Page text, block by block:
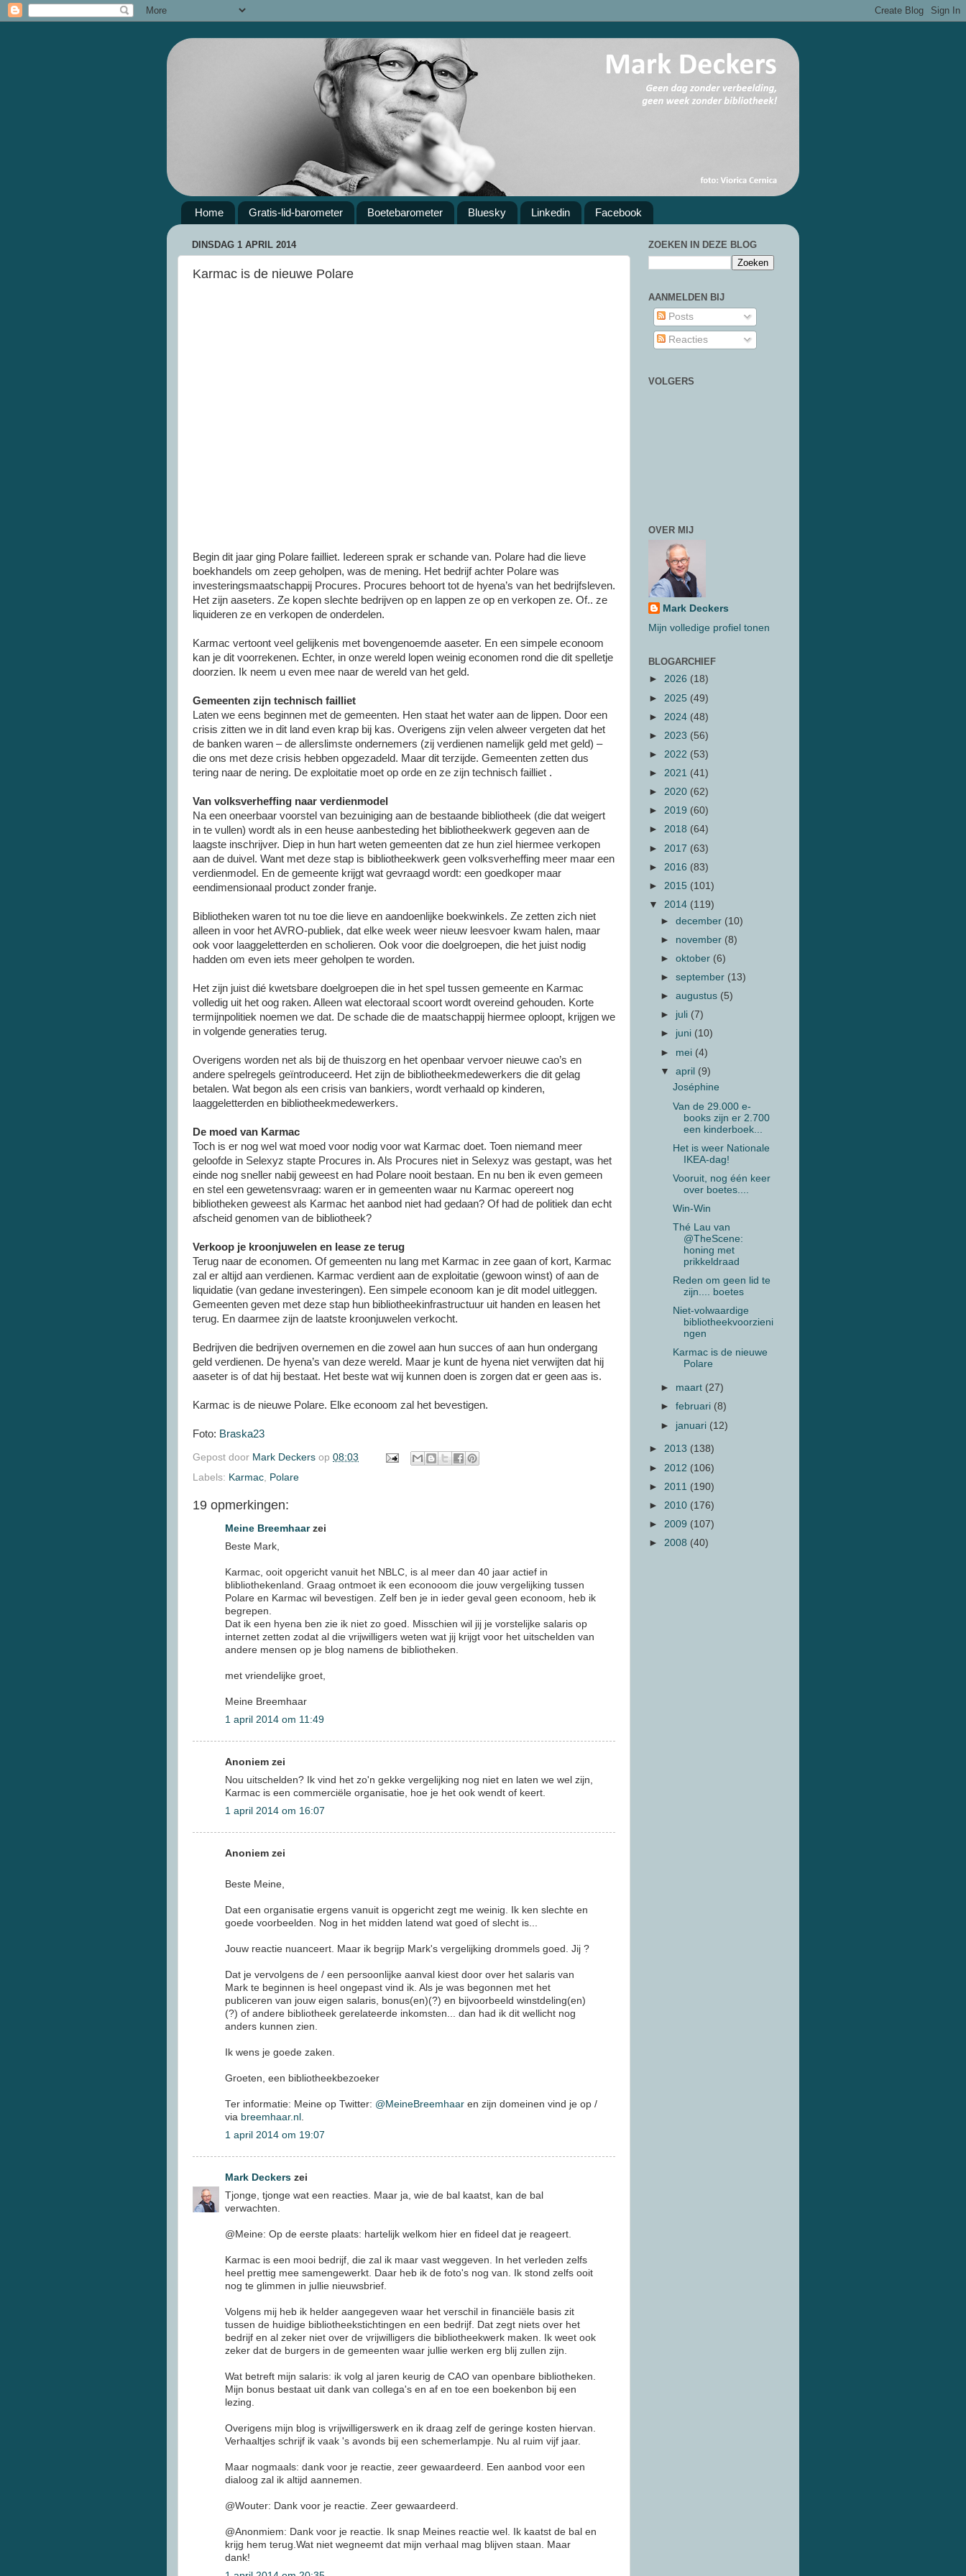
Home Gratis-lid-barometer Boetebarometer Bluesky Linkedin Facebook
DINSDAG 1 APRIL 2014
Karmac is de nieuwe Polare
Begin dit jaar ging Polare failliet. Iedereen sprak er schande van. Polare had die lieve
boekhandels om zeep geholpen, was de mening. Het bedrijf achter Polare was
investeringsmaatschappij Procures. Procures behoort tot de hyena’s van het bedrijfsleven.
Het zijn aaseters. Ze kopen slechte bedrijven op en lappen ze op en verkopen ze. Of.. ze
liquideren ze en verkopen de onderdelen.
Karmac vertoont veel gelijkenis met bovengenoemde aaseter. En een simpele econoom
kan je dit voorrekenen. Echter, in onze wereld lopen weinig economen rond die dit spelletje
doorzien. Ik neem u even mee naar de wereld van het geld.
Gemeenten zijn technisch failliet
Laten we eens beginnen met de gemeenten. Hen staat het water aan de lippen. Door een
crisis zitten we in dit land even krap bij kas. Overigens zijn velen alweer vergeten dat het
de banken waren – de allerslimste ondernemers (zij verdienen namelijk geld met geld) –
die ons met deze crisis hebben opgezadeld. Maar dit terzijde. Gemeenten zetten dus
tering naar de nering. De exploitatie moet op orde en ze zijn technisch failliet .
Van volksverheffing naar verdienmodel
Na een oneerbaar voorstel van bezuiniging aan de bestaande bibliotheek (die dat weigert
in te vullen) wordt als in een heuse aanbesteding het bibliotheekwerk gegeven aan de
laagste inschrijver. Diep in hun hart weten gemeenten dat ze hun ziel hiermee verkopen
aan de duivel. Want met deze stap is bibliotheekwerk geen volksverheffing meer maar een
verdienmodel. En de gemeente krijgt wat gevraagd wordt: een goedkoper maar
eendimensionaal product zonder franje.
Bibliotheken waren tot nu toe die lieve en aandoenlijke boekwinkels. Ze zetten zich niet
alleen in voor het AVRO-publiek, dat elke week weer nieuw leesvoer kwam halen, maar
ook voor laaggeletterden en scholieren. Ook voor die doelgroepen, die het juist nodig
hadden om even iets meer geholpen te worden.
Het zijn juist dié kwetsbare doelgroepen die in het spel tussen gemeente en Karmac
volledig uit het oog raken. Alleen wat electoraal scoort wordt overeind gehouden. Korte
termijnpolitiek noemen we dat. De schade die de maatschappij hiermee oploopt, krijgen we
in volgende generaties terug.
Overigens worden net als bij de thuiszorg en het openbaar vervoer nieuwe cao’s en
andere spelregels geïntroduceerd. Het zijn de bibliotheekmedewerkers die dit gelag
betalen. Wat begon als een crisis van bankiers, wordt verhaald op kinderen,
laaggeletterden en bibliotheekmedewerkers.
De moed van Karmac
Toch is er nog wel wat moed voor nodig voor wat Karmac doet. Toen niemand meer
geloofde in Selexyz stapte Procures in. Als Procures niet in Selexyz was gestapt, was het
einde nog sneller nabij geweest en had Polare nooit bestaan. En nu ben ik even gemeen
en stel een gewetensvraag: waren er in gemeenten waar nu Karmac opereert nog
bibliotheken geweest als Karmac het aanbod niet had gedaan? Of had de politiek dan echt
afscheid genomen van de bibliotheek?
Verkoop je kroonjuwelen en lease ze terug
Terug naar de economen. Of gemeenten nu lang met Karmac in zee gaan of kort, Karmac
zal er altijd aan verdienen. Karmac verdient aan de exploitatie (gewoon winst) of aan de
liquidatie (van gedane investeringen). Een simpele econoom kan je dit model uitleggen.
Gemeenten geven met deze stap hun bibliotheekinfrastructuur uit handen en leasen het
terug. En daarmee zijn de laatste kroonjuwelen verkocht.
Bedrijven die bedrijven overnemen en die zowel aan hun succes of aan hun ondergang
geld verdienen. De hyena’s van deze wereld. Maar je kunt de hyena niet verwijten dat hij
aaseter is of dat hij bestaat. Het beste wat wij kunnen doen is zorgen dat er geen aas is.
Karmac is de nieuwe Polare. Elke econoom zal het bevestigen.
Foto: Braska23
Gepost door Mark Deckers op 08:03
Labels: Karmac Polare
19 opmerkingen:
Meine Breemhaarzei
Beste Mark,
Karmac, ooit opgericht vanuit het NBLC, is al meer dan 40 jaar actief in
blibliothekenland. Graag ontmoet ik een econooom die jouw vergelijking tussen
Polare en Karmac wil bevestigen. Zelf ben je in ieder geval geen econoom, heb ik
begrepen.
Dat ik een hyena ben zie ik niet zo goed. Misschien wil jij je vorstelijke salaris op
internet zetten zodat al die vrijwilligers weten wat jij krijgt voor het uitschelden van
andere mensen op je blog namens de bibliotheken.
met vriendelijke groet,
Meine Breemhaar
1 april 2014 om 11:49
Anoniem zei
Nou uitschelden? Ik vind het zo'n gekke vergelijking nog niet en laten we wel zijn,
Karmac is een commerciële organisatie, hoe je het ook wendt of keert.
1 april 2014 om 16:07
Anoniem zei
Beste Meine,
Dat een organisatie ergens vanuit is opgericht zegt me weinig. Ik ken slechte en
goede voorbeelden. Nog in het midden latend wat goed of slecht is...
Jouw reactie nuanceert. Maar ik begrijp Mark's vergelijking drommels goed. Jij ?
Dat je vervolgens de / een persoonlijke aanval kiest door over het salaris van
Mark te beginnen is heel ongepast vind ik. Als je was begonnen met het
publiceren van jouw eigen salaris, bonus(en)(?) en bijvoorbeeld winstdeling(en)
(?) of andere bibliotheek gerelateerde inkomsten... dan had ik dit wellicht nog
anders kunnen zien.
Ik wens je goede zaken.
Groeten, een bibliotheekbezoeker
Ter informatie: Meine op Twitter: @MeineBreemhaar en zijn domeinen vind je op /
via breemhaar.nl
1 april 2014 om 19:07
Mark Deckers zei
Tjonge, tjonge wat een reacties. Maar ja, wie de bal kaatst, kan de bal
verwachten.
@Meine: Op de eerste plaats: hartelijk welkom hier en fideel dat je reageert.
Karmac is een mooi bedrijf, die zal ik maar vast weggeven. In het verleden zelfs
heel prettig mee samengewerkt. Daar heb ik de foto's nog van. Ik stond zelfs ooit
nog te glimmen in jullie nieuwsbrief.
Volgens mij heb ik helder aangegeven waar het verschil in financiële basis zit
tussen de huidige bibliotheekstichtingen en een bedrijf. Dat zegt niets over het
bedrijf en al zeker niet over de vrijwilligers die bibliotheekwerk maken. Ik weet ook
zeker dat de burgers in de gemeenten waar jullie werken erg blij zullen zijn.
Wat betreft mijn salaris: ik volg al jaren keurig de CAO van openbare bibliotheken.
Mijn bonus bestaat uit dank van collega's en af en toe een boekenbon bij een
lezing.
Overigens mijn blog is vrijwilligerswerk en ik draag zelf de geringe kosten hiervan.
Verhaaltjes schrijf ik vaak 's avonds bij een schemerlampje. Nu al ruim vijf jaar.
Maar nogmaals: dank voor je reactie, zeer gewaardeerd. Een aanbod voor een
dialoog zal ik altijd aannemen.
@Wouter: Dank voor je reactie. Zeer gewaardeerd.
@Anonmiem: Dank voor je reactie. Ik snap Meines reactie wel. Ik kaatst de bal en
krijg hem terug.Wat niet wegneemt dat mijn verhaal mag blijven staan. Maar
dank!
ZOEKEN IN DEZE BLOG
AANMELDEN BIJ
Posts
Reacties
VOLGERS
OVER MIJ
Mark Deckers
Mijn volledige profiel tonen
BLOGARCHIEF
► 2026 (18)
► 2025 (49)
► 2024 (48)
► 2023 (56)
► 2022 (53)
► 2021 (41)
► 2020 (62)
► 2019 (60)
► 2018 (64)
► 2017 (63)
► 2016 (83)
► 2015 (101)
▼ 2014 (119)
►december (10)
► november (8)
►oktober (6)
►september (13)
►augustus (5)
► juli (7)
► juni (10)
► mei (4)
▼april (9)
Joséphine
Van de 29.000 e-
books zijn er 2.700
een kinderboek...
Het is weer Nationale
IKEA-dag!
Vooruit, nog één keer
over boetes....
Win-Win
Thé Lau van
@TheScene:
honing met
prikkeldraad
Reden om geen lid te
zijn.... boetes
Niet-volwaardige
bibliotheekvoorzieni
ngen
Karmac is de nieuwe
Polare
► maart (27)
►februari (8)
► januari (12)
► 2013 (138)
► 2012 (106)
► 2011 (190)
► 2010 (176)
► 2009 (107)
► 2008 (40)